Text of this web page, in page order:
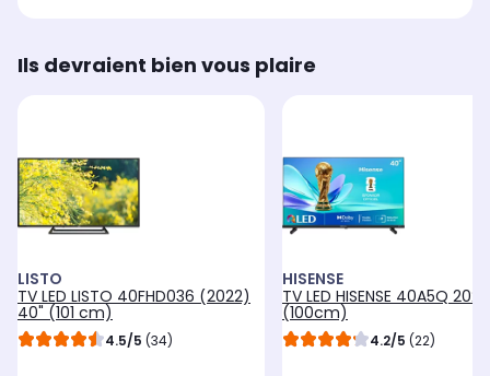
Ils devraient bien vous plaire
LISTO
TV LED LISTO 40FHD036 (2022)
40" (101 cm)
4.5/5 (34)
HISENSE
TV LED HISENSE 40A5Q 2025
(100cm)
4.2/5 (22)